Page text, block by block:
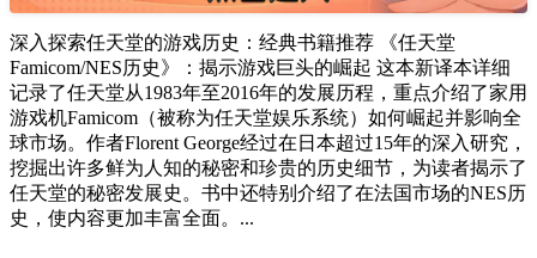
深入探索任天堂的游戏历史：经典书籍推荐 《任天堂
Famicom/NES历史》：揭示游戏巨头的崛起 这本新译本详细
记录了任天堂从1983年至2016年的发展历程，重点介绍了家用
游戏机Famicom（被称为任天堂娱乐系统）如何崛起并影响全
球市场。作者Florent George经过在日本超过15年的深入研究，
挖掘出许多鲜为人知的秘密和珍贵的历史细节，为读者揭示了
任天堂的秘密发展史。书中还特别介绍了在法国市场的NES历
史，使内容更加丰富全面。...